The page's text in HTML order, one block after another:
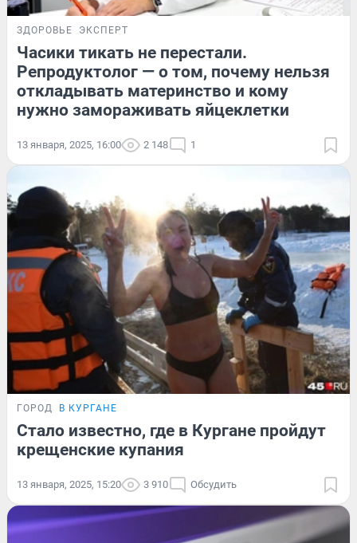
ЗДОРОВЬЕ ЭКСПЕРТ
Часики тикать не перестали.
Репродуктолог — о том, почему нельзя
откладывать материнство и кому
нужно замораживать яйцеклетки
13 января, 2025, 16:00 2 148 1
ГОРОД В КУРГАНЕ
Стало известно, где в Кургане пройдут
крещенские купания
13 января, 2025, 15:20 3 910 Обсудить